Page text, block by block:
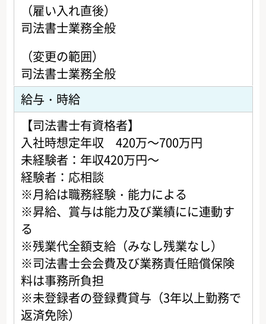
（雇い入れ直後）
司法書士業務全般
（変更の範囲）
司法書士業務全般
給与・時給
【司法書士有資格者】
入社時想定年収 420万～700万円
未経験者：年収420万円～
経験者：応相談
※月給は職務経験・能力による
※昇給、賞与は能力及び業績にに連動す
る
※残業代全額支給（みなし残業なし）
※司法書士会会費及び業務責任賠償保険
料は事務所負担
※未登録者の登録費貸与（3年以上勤務で
返済免除）